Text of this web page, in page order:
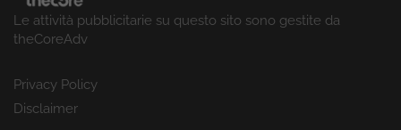
Le attività pubblicitarie su questo sito sono gestite da
theCoreAdv
Privacy Policy
Disclaimer